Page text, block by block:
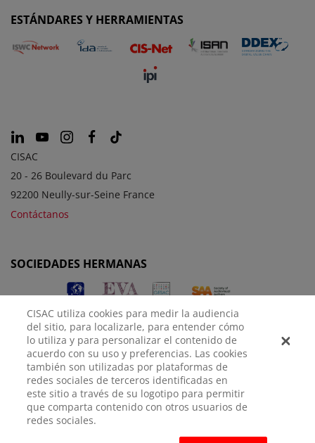
ESTÁNDARES Y HERRAMIENTAS
CISAC
20 - 26 Boulevard du Parc
92200 Neully-sur-Seine France
Contáctanos
SOCIEDADES HERMANAS
AVISO
LEGAL
POLÍTICA DE
PRIVACIDAD
CONFIGURACIÓN DE
COOKIES
CISAC utiliza cookies para medir la audiencia
del sitio, para localizarle, para entender cómo
lo utiliza y para personalizar el contenido de
acuerdo con su uso y preferencias. Las cookies
también son utilizadas por plataformas de
redes sociales de terceros identificadas en
este sitio a través de su logotipo para permitir
que comparta contenido con otros usuarios de
redes sociales.